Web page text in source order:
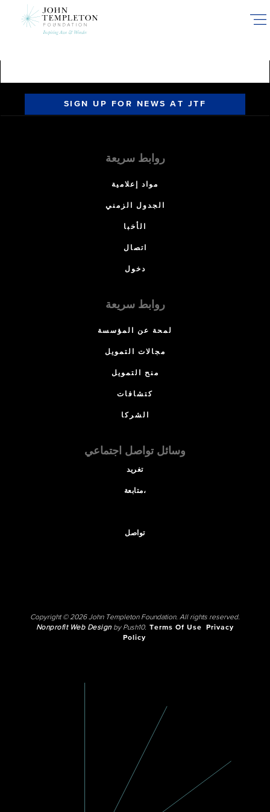
SIGN UP FOR NEWS AT JTF
روابط سريعة
مواد إعلامية
الجدول الزمني
الأخبا
اتصال
دخول
روابط سريعة
لمحة عن المؤسسة
مجالات التمويل
منح التمويل
كتشافات
الشركا
وسائل تواصل اجتماعي
تغريد
متابعة،
تواصل
Copyright © 2026 John Templeton Foundation. All rights reserved.
Nonprofit Web Designby Push10. Terms Of Use
Privacy
Policy